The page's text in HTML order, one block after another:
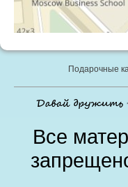
Подарочные
Все